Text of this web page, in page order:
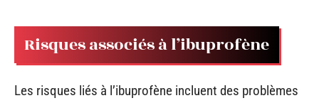
Risques associés à l’ibuprofène
Les risques liés à l’ibuprofène incluent des problèmes